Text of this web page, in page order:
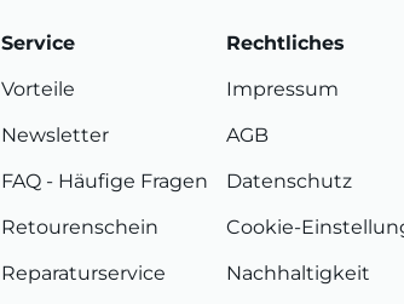
Service
Vorteile
Newsletter
FAQ - Häufige Fragen
Retourenschein
Reparaturservice
Rechtliches
Impressum
AGB
Datenschutz
Cookie-
Nachhaltigkeit